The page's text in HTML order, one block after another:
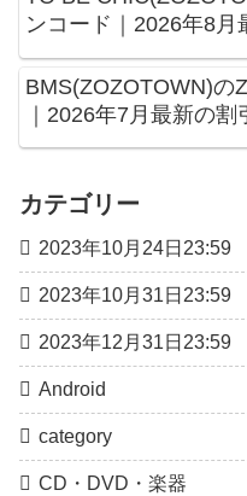
ンコード｜2026年8月
BMS(ZOZOTOWN)の
｜2026年7月最新の
カテゴリー
2023年10月24日23:59
2023年10月31日23:59
2023年12月31日23:59
Android
category
CD・DVD・楽器